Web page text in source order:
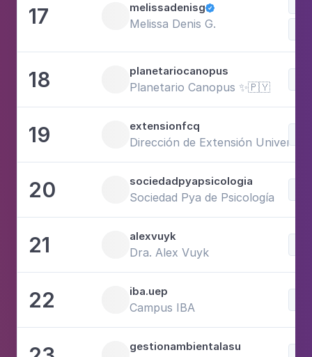
17 melissadenisg
Melissa Denis G.
18 planetariocanopus
Planetario Canopus ✨🇵🇾
19 extensionfcq
Dirección de Extensión
20 sociedadpyapsicologia
Sociedad Pya de Psicología
21 alexvuyk
Dra. Alex Vuyk
22 iba.uep
Campus IBA
gestionambientalasu